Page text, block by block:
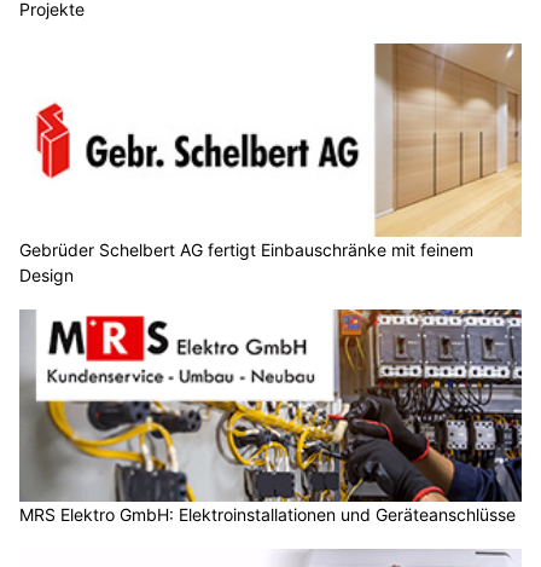
Projekte
Gebrüder Schelbert AG fertigt Einbauschränke mit feinem
Design
MRS Elektro GmbH: Elektroinstallationen und Geräteanschlüsse